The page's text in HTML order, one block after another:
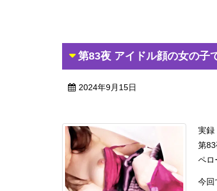
第83夜 アイドル顔の女の子
2024年9月15日
実録
第83
ペ
今回